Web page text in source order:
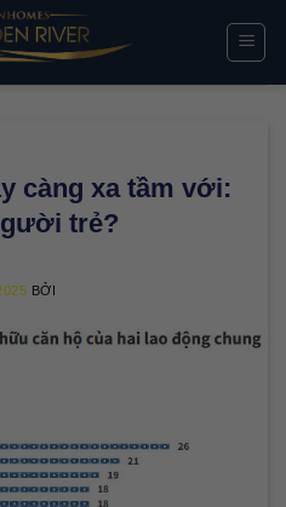
càng xa tầm với:
trẻ?
BỞI